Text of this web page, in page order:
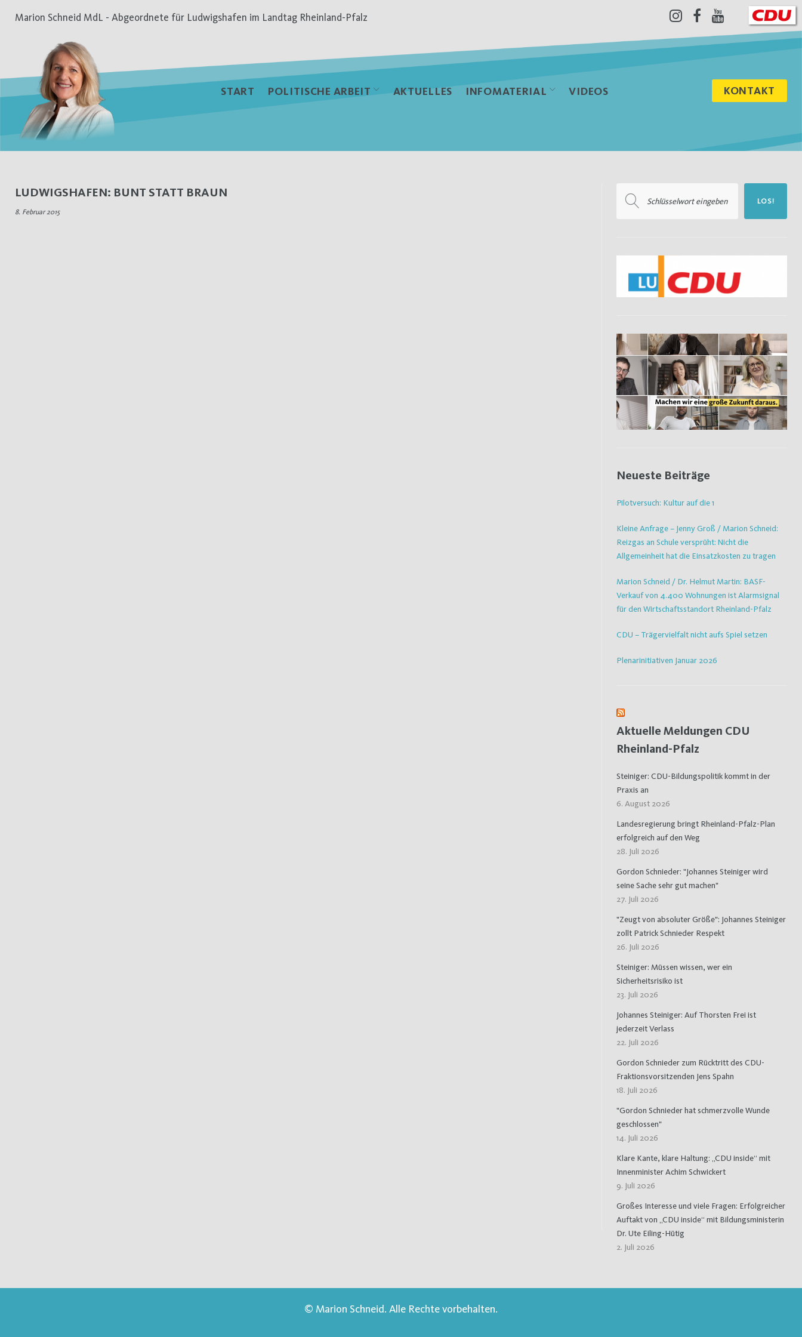
Inhalt
Marion Schneid MdL - Abgeordnete für Ludwigshafen im Landtag Rheinland-Pfalz
Instagram
Facebook
Youtube
START POLITISCHE ARBEIT AKTUELLES INFOMATERIAL VIDEOS KONTAKT
Schlagwort:
Demonstration
LUDWIGSHAFEN: BUNT STATT BRAUN
8. Februar 2015
nach:
LOS!
Neueste Beiträge
Pilotversuch: Kultur auf die 1
Kleine Anfrage – Jenny Groß / Marion Schneid:
Reizgas an Schule versprüht: Nicht die
Allgemeinheit hat die Einsatzkosten zu tragen
Marion Schneid / Dr. Helmut Martin: BASF-
Verkauf von 4.400 Wohnungen ist Alarmsignal
für den Wirtschaftsstandort Rheinland-Pfalz
CDU – Trägervielfalt nicht aufs Spiel setzen
Plenarinitiativen Januar 2026
Aktuelle Meldungen CDU
Rheinland-Pfalz
Steiniger: CDU-Bildungspolitik kommt in der
Praxis an
6. August 2026
Landesregierung bringt Rheinland-Pfalz-Plan
erfolgreich auf den Weg
28. Juli 2026
Gordon Schnieder: "Johannes Steiniger wird
seine Sache sehr gut machen"
27. Juli 2026
"Zeugt von absoluter Größe": Johannes Steiniger
zollt Patrick Schnieder Respekt
26. Juli 2026
Steiniger: Müssen wissen, wer ein
Sicherheitsrisiko ist
23. Juli 2026
Johannes Steiniger: Auf Thorsten Frei ist
jederzeit Verlass
22. Juli 2026
Gordon Schnieder zum Rücktritt des CDU-
Fraktionsvorsitzenden Jens Spahn
18. Juli 2026
"Gordon Schnieder hat schmerzvolle Wunde
geschlossen"
14. Juli 2026
Klare Kante, klare Haltung: „CDU inside“ mit
Innenminister Achim Schwickert
9. Juli 2026
Großes Interesse und viele Fragen: Erfolgreicher
Auftakt von „CDU inside“ mit Bildungsministerin
Dr. Ute Eiling-Hütig
2. Juli 2026
© Marion Schneid. Alle Rechte vorbehalten.